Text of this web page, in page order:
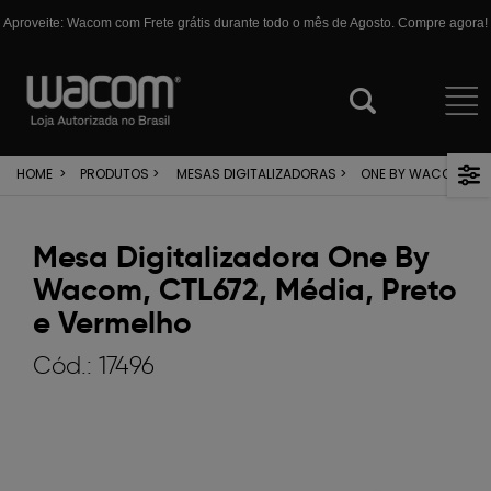
Aproveite: Wacom com Frete grátis durante todo o mês de Agosto. Compre agora!
HOME > PRODUTOS > MESAS DIGITALIZADORAS > ONE BY WACOM
Mesa Digitalizadora One By
Wacom, CTL672, Média, Preto
e Vermelho
Cód.: 17496